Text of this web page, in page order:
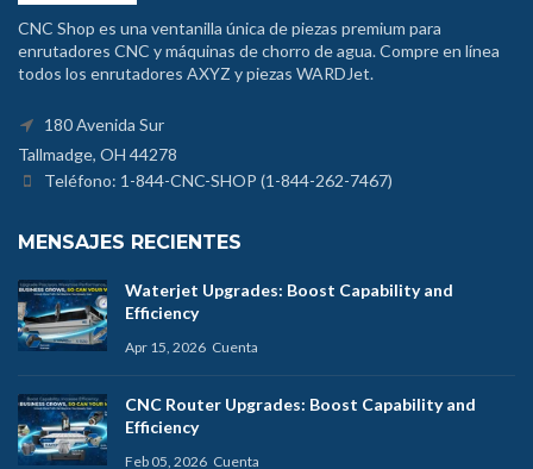
CNC Shop es una ventanilla única de piezas premium para
enrutadores CNC y máquinas de chorro de agua. Compre en línea
todos los enrutadores AXYZ y piezas WARDJet.
180 Avenida Sur
Tallmadge, OH 44278
Teléfono: 1-844-CNC-SHOP (1-844-262-7467)
MENSAJES RECIENTES
Waterjet Upgrades: Boost Capability and
Efficiency
Apr 15, 2026 Cuenta
CNC Router Upgrades: Boost Capability and
Efficiency
Feb 05, 2026 Cuenta